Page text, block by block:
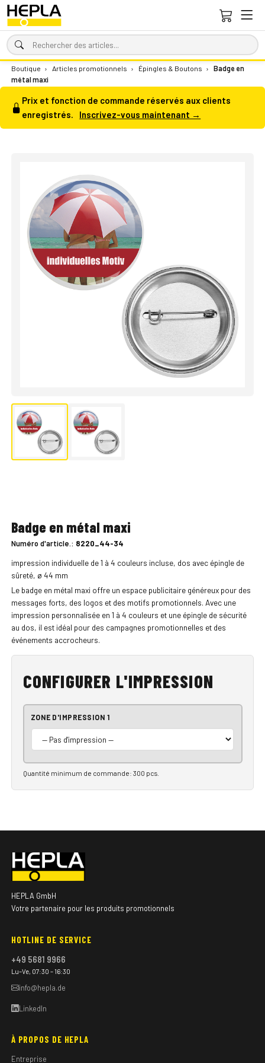
Boutique › Articles promotionnels › Épingles & Boutons ›
Badge en
métal maxi
Prix et fonction de commande réservés aux clients
enregistrés.
Inscrivez-vous maintenant →
Badge en métal maxi
Numéro d'article.: 8220_44-34
impression individuelle de 1 à 4 couleurs incluse, dos avec épingle de
sûreté, ø 44 mm
Le badge en métal maxi offre un espace publicitaire généreux pour des
messages forts, des logos et des motifs promotionnels. Avec une
impression personnalisée en 1 à 4 couleurs et une épingle de sécurité
au dos, il est idéal pour des campagnes promotionnelles et des
événements accrocheurs.
CONFIGURER L'IMPRESSION
ZONE D'IMPRESSION 1
Quantité minimum de commande: 300 pcs.
HEPLA GmbH
Votre partenaire pour les produits promotionnels
HOTLINE DE SERVICE
+49 5681 9966
Lu–Ve, 07:30 – 16:30
info@hepla.de
LinkedIn
À PROPOS DE HEPLA
Entreprise